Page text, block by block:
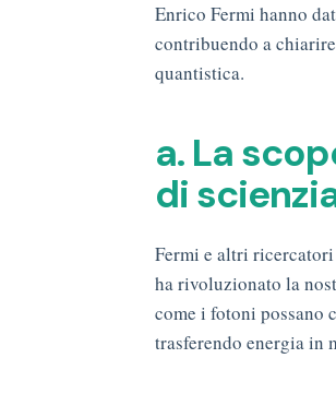
Enrico Fermi hanno
contribuendo a
quantistica.
a. La
di
Fermi e altri
ha rivoluzionato la
come i fotoni possano
trasferendo energia in